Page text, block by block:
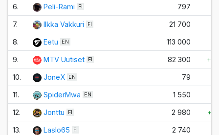
6. Peli-Rami FI 797
7. Ilkka Vakkuri FI 21 700
8. Ееtu EN 113 000
9. MTV Uutiset FI 82 300
10. JoneX EN 79
11. SpiderMwa EN 1 550
12. Jonttu FI 2 980
13. Laslo65 FI 2 740